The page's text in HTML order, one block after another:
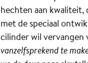
hechten aan kwaliteit,
met de speciaal
cilinder wil vervangen
vanzelfsprekend te